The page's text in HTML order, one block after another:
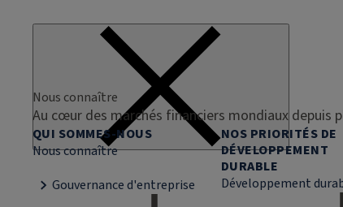
Nous connaître
Au cœur des marchés financiers mondiaux depuis
QUI SOMMES-NOUS
Nous connaître
Gouvernance d'entreprise
NOS PRIORITÉS DE
DÉVELOPPEMENT
DURABLE
Développement